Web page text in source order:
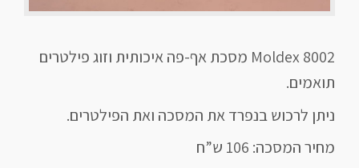
Moldex 8002 מסכת אף-פה איכותית וזוג פילטרים
תואמים.
ניתן לרכוש בנפרד את המסכה ואת הפילטרים.
מחיר המסכה: 106 ש”ח